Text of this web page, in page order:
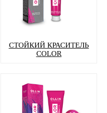
СТОЙКИЙ КРАСИТЕЛЬ
COLOR